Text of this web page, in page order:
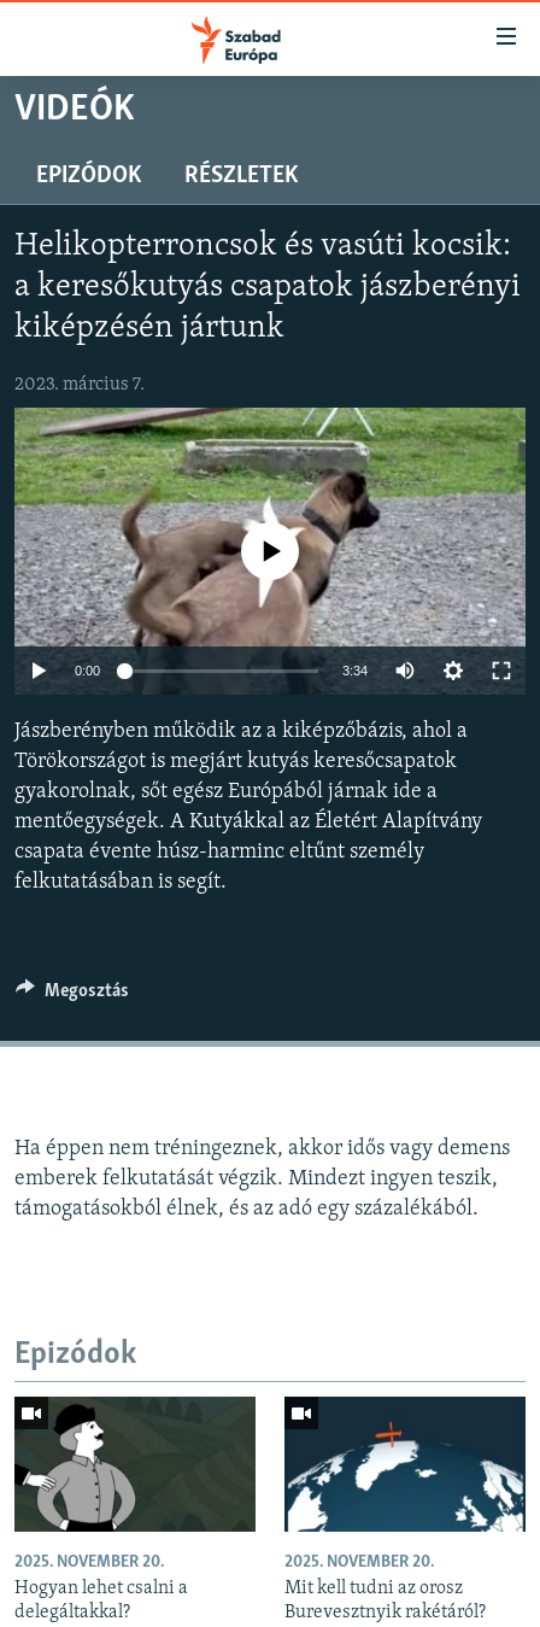
Akadálymentes
Ugrás
oldalra
tartalomjegyzékre
Ugrás
AKTUÁLIS
VIDEÓK
ELEMZŐ
NER15
SZABADON
TÁRSADALOM
DEMOKRÁCIA
A PÉNZ NYOMÁBAN
EURÓPAI UNIÓ
VILÁG
KLÍMAVÁLTOZÁS
A MÚLT TANULSÁGAI
KÖVESSEN MINKET!
Valamennyi RFE/RL weboldal
VIDEÓK
EPIZÓDOK RÉSZLETEK
Helikopterroncsok és vasúti kocsik:
a keresőkutyás csapatok jászberényi
kiképzésén jártunk
2023. március 7.
Auto 360p
Jelenleg nincs elérhető tartalom
0:00 3:34
480p
720p
Jászberényben működik az a kiképzőbázis, ahol a
Törökországot is megjárt kutyás keresőcsapatok
gyakorolnak, sőt egész Európából járnak ide a
mentőegységek. A Kutyákkal az Életért Alapítvány
csapata évente húsz-harminc eltűnt személy
felkutatásában is segít.
Megosztás
Ha éppen nem tréningeznek, akkor idős vagy demens
emberek felkutatását végzik. Mindezt ingyen teszik,
támogatásokból élnek, és az adó egy százalékából.
Epizódok
2025. NOVEMBER 20.
Hogyan lehet csalni a
delegáltakkal?
2025. NOVEMBER 20.
Mit kell tudni az orosz
Burevesztnyik rakétáról?